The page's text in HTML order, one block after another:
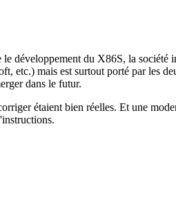
développement du X86S, la
etc.) mais est surtout porté par les
dans le futur.
étaient bien réelles. Et une